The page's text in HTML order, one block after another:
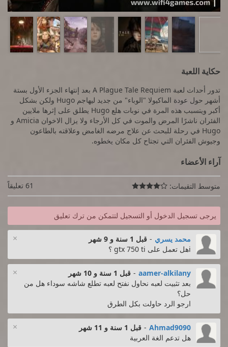
حكاية اللعبة
تدور أحداث لعبة A Plague Tale Requiem بعد إنتهاء الجزء الأول بستة
أشهر حول عودة الماكيولا "الوباء" من جديد ليهاجم Hugo ولكن بشكل
أكبر ويتسبب هذه المرة في نوبات هلع Hugo يطلق على إثرها ملايين
الفئران ناشرًا المرض والموت في كل الأرجاء ولا يزال الاخوان Amicia و
Hugo في رحلة للبحث عن علاج مرضه الغامض وعلاقته بالطاعون
وجيوش الفئران التي تجتاح كل مكان يخطوه.
آراء الأعضاء
متوسط التقيمات:  61 تعليقاً
يرجى تسجيل الدخول أو التسجيل لتتمكن من ترك تعليق
× محمد يسري - قبل 1 سنة و 9 شهر
iهل تعمل على gtx 750 ti ؟
× aamer-alkilany
- قبل 1 سنة و 10 شهر
بعد تثبيت لعبه نحاول نفتح لعبه تطلع شاشه سوداء هل من
حل؟
ارجو الرد حاولت بكل الطرق
× Ahmad9090
- قبل 1 سنة و 11 شهر
هل تدعم الغة العربية